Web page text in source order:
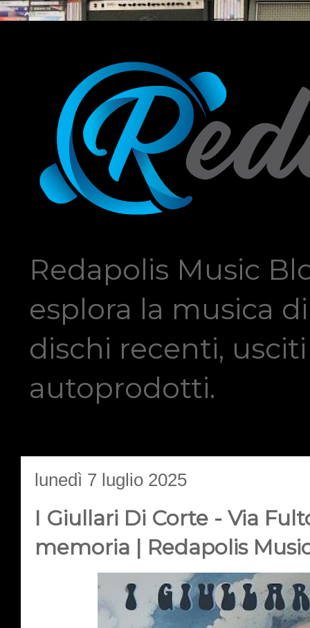
Redapolis Music
esplora la musica
dischi recenti,
autoprodotti.
lunedì 7 luglio 2025
I Giullari Di Corte - Via
memoria | Redapolis